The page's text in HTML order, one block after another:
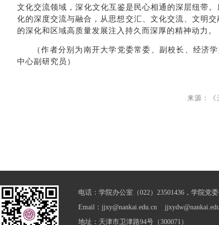
文化交流领域，深化文化互鉴是民心相通的深层纽带
化的深度交流与融合，从思想交汇、文化交流、文明
的深化和区域高质量发展注入持久而深厚的精神动力。
（作者分别为南开大学党委常委、副校长、经济
中心副研究员）
来源：《
电话：学院办公室（022）23501436，学院党
Email：jjxy@nankai.edu.cn
地址：天津市卫津路94号（300071）